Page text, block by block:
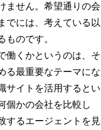
ません。希望通りの会
でには、考えている以
ものです。
働くかというのは、そ
る最重要なテーマにな
サイトを活用するとい
個かの会社を比較し
するエージェントを見